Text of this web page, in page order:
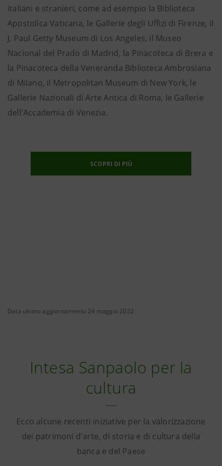
italiani e stranieri, come ad esempio la Biblioteca
Apostolica Vaticana, le Gallerie degli Uffizi di Firenze, il
J. Paul Getty Museum di Los Angeles, il Museo
Nacional del Prado di Madrid, la Pinacoteca di Brera e
la Pinacoteca della Veneranda Biblioteca Ambrosiana
di Milano, il Metropolitan Museum di New York, le
Gallerie Nazionali di Arte Antica di Roma, le Gallerie
dell'Accademia di Venezia.
SCOPRI DI PIÙ
Data ultimo aggiornamento 24 maggio 2022
Intesa Sanpaolo per la
cultura
Ecco alcune recenti iniziative per la valorizzazione
dei patrimoni d'arte, di storia e di cultura della
banca e del Paese